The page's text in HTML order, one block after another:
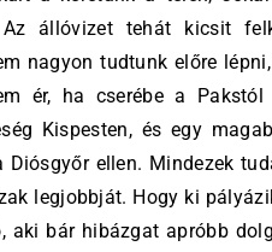
állóvizet tehát kicsit
nagyon tudtunk előre
ér, ha cserébe a
Kispesten, és egy
Diósgyőr ellen. Mindezek
legjobbját. Hogy ki
aki bár hibázgat apróbb